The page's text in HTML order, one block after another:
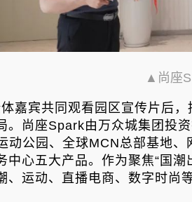
▲尚座
嘉宾共同观看园区宣传片后
。 尚座Spark由万众城集团投
动公园、全球MCN总部基地
中心五大产品。作为聚焦“国
、运动、直播电商、数字时尚